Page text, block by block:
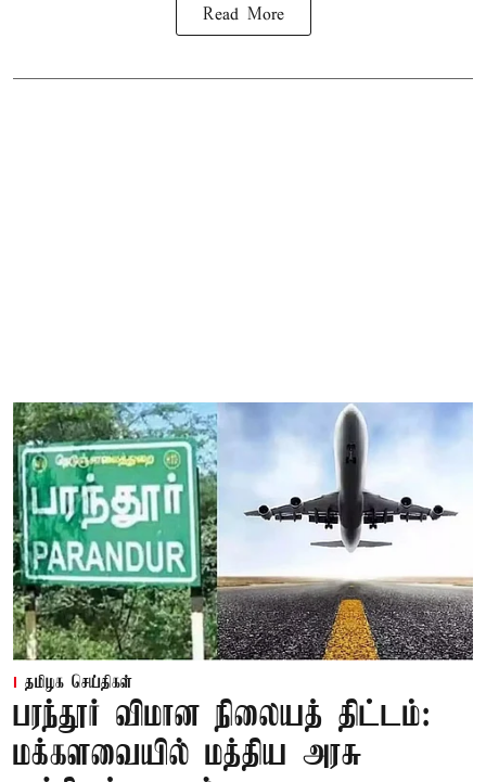
Read More
தமிழக செய்திகள்
பரந்தூர் விமான நிலையத் திட்டம்:
மக்களவையில் மத்திய அரசு